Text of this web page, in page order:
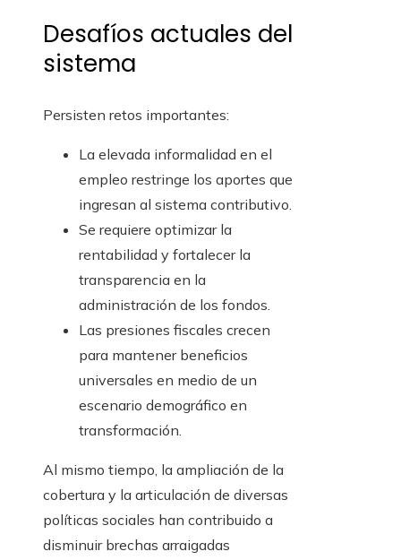
Desafíos actuales del
sistema
Persisten retos importantes:
La elevada informalidad en el
empleo restringe los aportes que
ingresan al sistema contributivo.
Se requiere optimizar la
rentabilidad y fortalecer la
transparencia en la
administración de los fondos.
Las presiones fiscales crecen
para mantener beneficios
universales en medio de un
escenario demográfico en
transformación.
Al mismo tiempo, la ampliación de la
cobertura y la articulación de diversas
políticas sociales han contribuido a
disminuir brechas arraigadas